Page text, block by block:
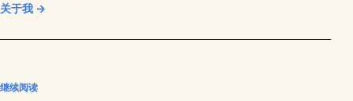
关于我 →
继续阅读